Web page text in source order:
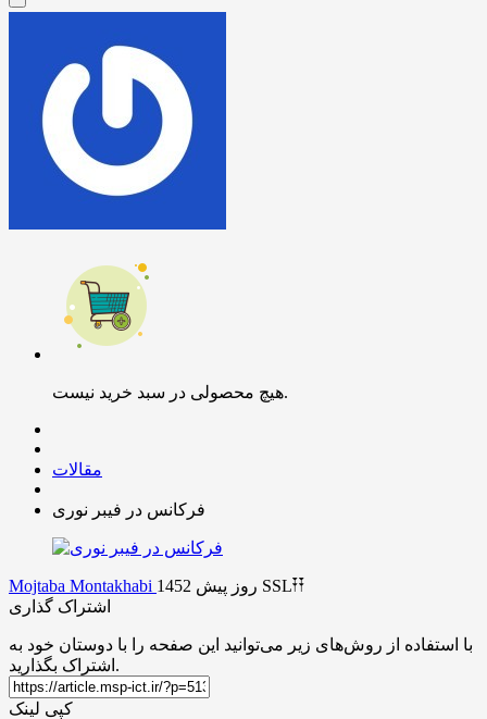
هیچ محصولی در سبد خرید نیست.
مقالات
فرکانس در فیبر نوری
Mojtaba Montakhabi
SSL𐏒𐏒
اشتراک گذاری
با استفاده از روش‌های زیر می‌توانید این صفحه را با دوستان خود به
اشتراک بگذارید.
کپی لینک